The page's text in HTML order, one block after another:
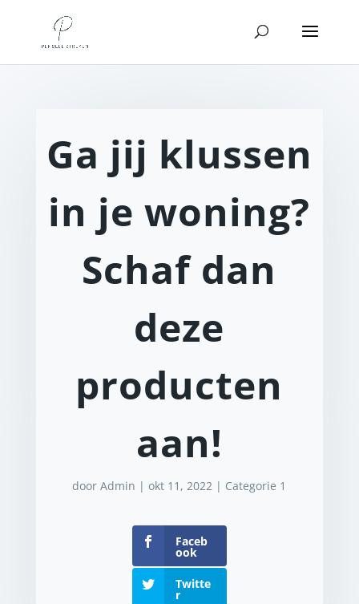
Ga jij klussen
in je woning?
Schaf dan
deze
producten
aan!
doorAdmin |okt 11, 2022 | Categorie 1
Faceb
ook
Twitte
r